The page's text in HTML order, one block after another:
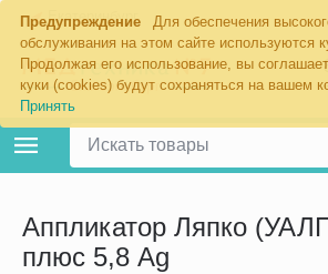
Предупреждение
Для обеспечения
обслуживания на этом сайте используются
Продолжая его использование, вы
куки (cookies) будут сохраняться на вашем
Принять
Екатеринбург
Аппликатор Ляпко
плюс 5,8 Ag